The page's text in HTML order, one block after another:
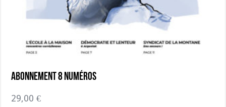
Abonnement 8 numéros
29,00€